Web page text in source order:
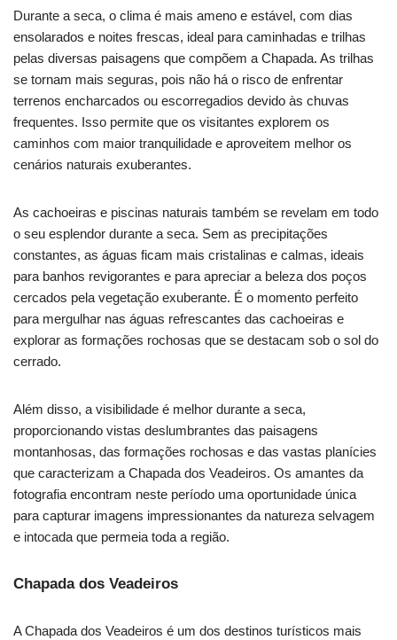
Durante a seca, o clima é mais ameno e estável, com dias
ensolarados e noites frescas, ideal para caminhadas e trilhas
pelas diversas paisagens que compõem a Chapada. As trilhas
se tornam mais seguras, pois não há o risco de enfrentar
terrenos encharcados ou escorregadios devido às chuvas
frequentes. Isso permite que os visitantes explorem os
caminhos com maior tranquilidade e aproveitem melhor os
cenários naturais exuberantes.
As cachoeiras e piscinas naturais também se revelam em todo
o seu esplendor durante a seca. Sem as precipitações
constantes, as águas ficam mais cristalinas e calmas, ideais
para banhos revigorantes e para apreciar a beleza dos poços
cercados pela vegetação exuberante. É o momento perfeito
para mergulhar nas águas refrescantes das cachoeiras e
explorar as formações rochosas que se destacam sob o sol do
cerrado.
Além disso, a visibilidade é melhor durante a seca,
proporcionando vistas deslumbrantes das paisagens
montanhosas, das formações rochosas e das vastas planícies
que caracterizam a Chapada dos Veadeiros. Os amantes da
fotografia encontram neste período uma oportunidade única
para capturar imagens impressionantes da natureza selvagem
e intocada que permeia toda a região.
Chapada dos Veadeiros
A Chapada dos Veadeiros é um dos destinos turísticos mais